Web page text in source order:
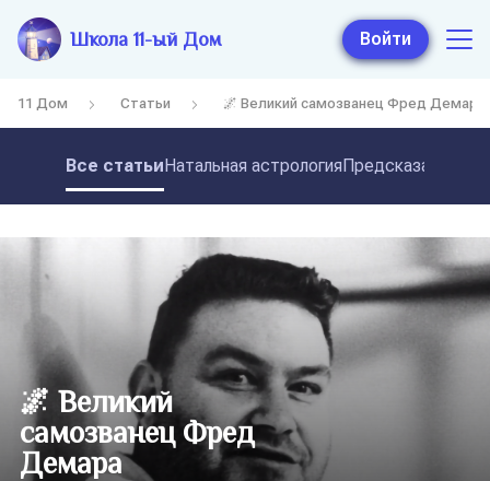
Школа 11-ый Дом Войти
11 Дом Статьи 🌌 Великий самозванец Фред Демара
Все статьиНатальная астрология
🌌 Великий
самозванец Фред
Демара